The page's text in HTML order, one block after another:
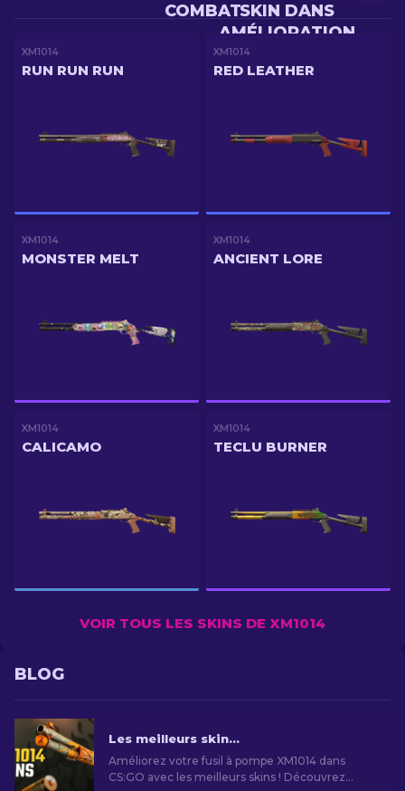
SKIN DANS
AMÉLIORATION
COMBAT
XM1014
RUN RUN RUN
XM1014
RED LEATHER
XM1014
MONSTER MELT
XM1014
ANCIENT LORE
XM1014
CALICAMO
XM1014
TECLU BURNER
VOIR TOUS LES SKINS DE XM1014
BLOG
Les meilleurs skins XM1014 dans CS2 [2026]
Améliorez votre fusil à pompe XM1014 dans
CS:GO avec les meilleurs skins ! Découvrez